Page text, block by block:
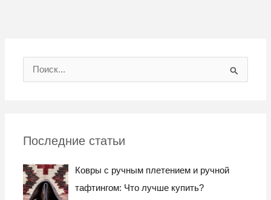
Последние статьи
Ковры с ручным плетением и ручной
тафтингом: Что лучше купить?